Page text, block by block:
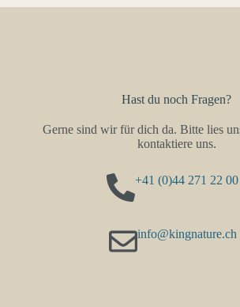
Hast du noch Fragen?
Gerne sind wir für dich da. Bitte lies
kontaktiere uns.
+41 (0)44 271 22 00
info@kingnature.ch